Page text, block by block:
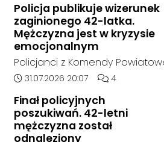
nam się ustalić, funkcjonariusze
poszukują mężczyzny, który może
posiadać niebezpieczne
narzędzie, nieoficjalnie broń i
stanowić zagrożenie dla osób
postronnych.
Policja publikuje wizerunek
zaginionego 42-latka.
Mężczyzna jest w kryzysie
emocjonalnym
Policjanci z Komendy
Policji w Kędzierzynie-Koźlu
który jest w kryzysie
emocjonalnym i może chcieć
targnąć się na swoje życie.
Data dodania artykułu:
31.07.2026 20:07 Liczba
4
Finał policyjnych
poszukiwań. 42-letni
mężczyzna został
odnaleziony